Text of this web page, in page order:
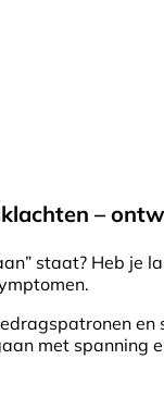
–
staat? Heb je
met spanning